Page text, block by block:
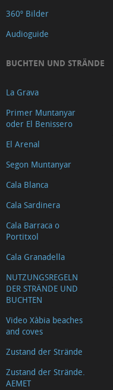
360º Bilder
Audioguide
BUCHTEN UND STRÄNDE
La Grava
Primer Muntanyar
oder El Benissero
El Arenal
Segon Muntanyar
Cala Blanca
Cala Sardinera
Cala Barraca o
Portitxol
Cala Granadella
NUTZUNGSREGELN
DER STRÄNDE UND
BUCHTEN
Video Xàbia beaches
and coves
Zustand der Strände
Zustand der Strände.
AEMET